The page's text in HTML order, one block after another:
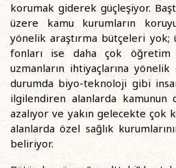
korumak giderek güçleşiyor.
üzere kamu kurumların
yönelik araştırma bütçeleri yok;
fonları ise daha çok
uzmanların ihtiyaçlarına
durumda biyo-teknoloji gibi insan
ilgilendiren alanlarda kamunun
azalıyor ve yakın gelecekte çok
alanlarda özel sağlık
beliriyor.